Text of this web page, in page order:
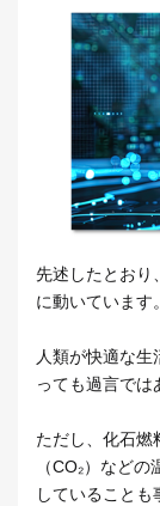
先述したとおり
に動いています。
人類が快適な
っても過言では
ただし、化石燃
（CO₂）など
していることも